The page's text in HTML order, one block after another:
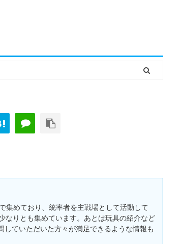
集めており、統率者を主戦場として活動して
なりとも集めています。あとは玩具の紹介など
ていただいた方々が満足できるような情報も